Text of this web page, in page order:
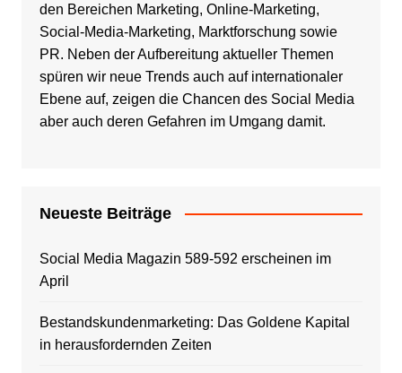
den Bereichen Marketing, Online-Marketing,
Social-Media-Marketing, Marktforschung sowie
PR. Neben der Aufbereitung aktueller Themen
spüren wir neue Trends auch auf internationaler
Ebene auf, zeigen die Chancen des Social Media
aber auch deren Gefahren im Umgang damit.
Neueste Beiträge
Social Media Magazin 589-592 erscheinen im
April
Bestandskundenmarketing: Das Goldene Kapital
in herausfordernden Zeiten